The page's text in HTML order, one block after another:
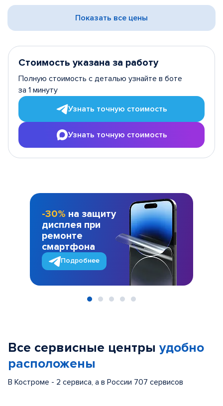
Показать все цены
Стоимость указана за работу
Полную стоимость с деталью узнайте в боте
за 1 минуту
Узнать точную стоимость
Узнать точную стоимость
-30% на защиту
дисплея при
ремонте
смартфона
Подробнее
Все сервисные центры удобно
расположены
В Костроме - 2 сервиса, а в России 707 сервисов